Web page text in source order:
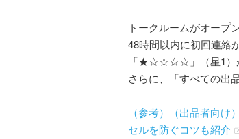
トークルームがオープ
48時間以内に初回連絡
「★☆☆☆☆」（星1）が
さらに、「すべての出
（参考）（出品者向
セルを防ぐコツも紹介